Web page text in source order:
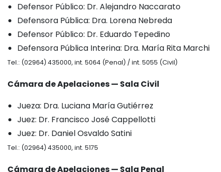
Defensor Público: Dr. Alejandro Naccarato
Defensora Pública: Dra. Lorena Nebreda
Defensor Público: Dr. Eduardo Tepedino
Defensora Pública Interina: Dra. María Rita Marchi
Tel.: (02964) 435000, int. 5064 (Penal) / int. 5055 (Civil)
Cámara de Apelaciones — Sala Civil
Jueza: Dra. Luciana María Gutiérrez
Juez: Dr. Francisco José Cappellotti
Juez: Dr. Daniel Osvaldo Satini
Tel.: (02964) 435000, int. 5175
Cámara de Apelaciones — Sala Penal